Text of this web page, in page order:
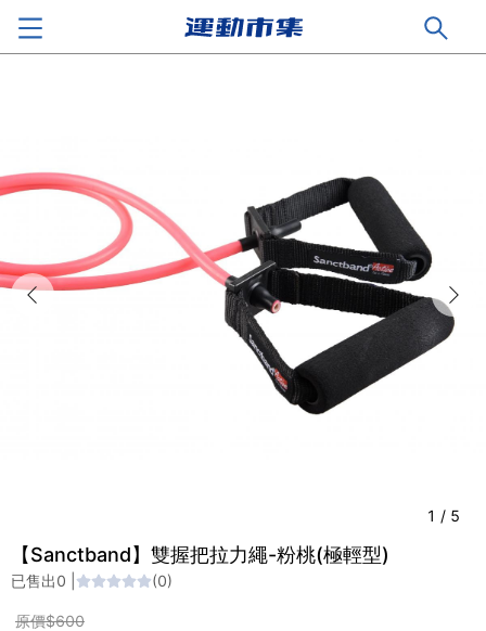
1 / 5
【Sanctband】雙握把拉力繩-粉桃(極輕型)
已售出0 (0)
原價$600